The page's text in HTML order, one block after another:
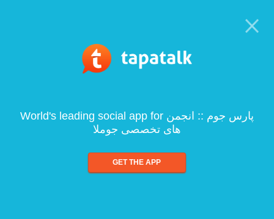
World's leading social app for پارس جوم :: انجمن
های تخصصی جوملا
GET THE APP